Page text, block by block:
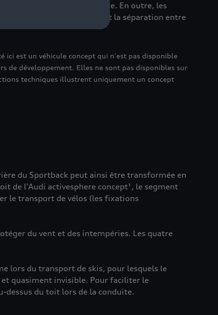
Audi typique de la marque. En outre, les
tout-terrain, et éliminent la séparation entre
ici est un véhicule concept qui n'est pas disponible
de développement. Elles ne sont pas disponibles sur
techniques illustrent uniquement un concept
du Sportback peut ainsi être transformée en
de l'Audi activesphere concept¹, le segment
le transport de vélos (les fixations
du vent et des intempéries. Les quatre
lors du transport de skis, pour lesquels le
quasiment invisible. Pour faciliter le
dessus du toit lors de la conduite.